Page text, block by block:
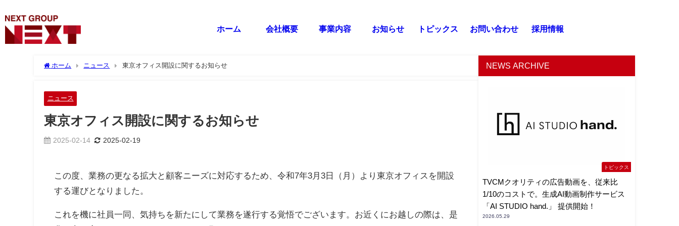
ホーム 会社概要 事業内容 お知らせ トピックス お問い合わせ 採用情報
ホーム ニュース 東京オフィス開設に関するお知らせ
ニュース
東京オフィス開設に関するお知らせ
2025-02-14 2025-02-19
この度、業務の更なる拡大と顧客ニーズに対応するため、令和7年3月3日（月）より東京オフィスを開設
する運びとなりました。
これを機に社員一同、気持ちを新たにして業務を遂行する覚悟でございます。お近くにお越しの際は、是
NEWS ARCHIVE
トピックス
TVCMクオリティの広告動画を、従来比
1/10のコストで。生成AI動画制作サービス
「AI STUDIO hand.」 提供開始！
2026.05.29